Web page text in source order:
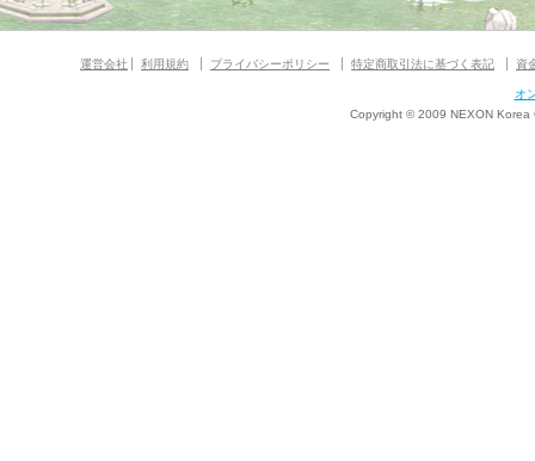
運営会社 利用規約 プライバシーポリシー 特定商取引法に基づく表記 資
オ
Copyright © 2009 NEXON Korea